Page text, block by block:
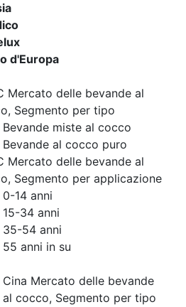
d'Europa
Mercato delle bevande al
Segmento per tipo
Bevande miste al cocco
Bevande al cocco puro
Mercato delle bevande al
Segmento per applicazione
0-14 anni
15-34 anni
35-54 anni
55 anni in su
Cina Mercato delle bevande
al cocco, Segmento per tipo